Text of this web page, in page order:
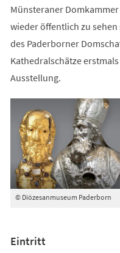
Münsteraner
wieder öffentlich zu
des Paderborner
Kathedralschätze
Ausstellung.
© Diözesanmuseum Paderborn
Eintritt